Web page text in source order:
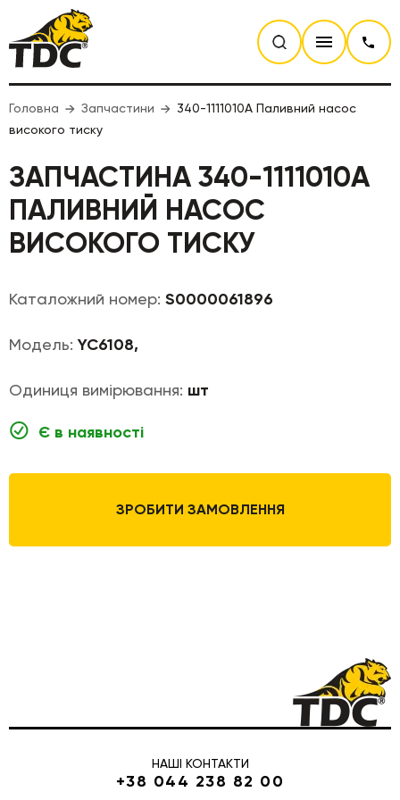
Головна Запчастини
340-1111010A Паливний насос
високого тиску
ЗАПЧАСТИНА 340-1111010A
ПАЛИВНИЙ НАСОС
ВИСОКОГО ТИСКУ
Каталожний номер: S0000061896
Модель: YC6108,
Одиниця вимірювання: шт
Є в наявності
ЗРОБИТИ ЗАМОВЛЕННЯ
НАШІ КОНТАКТИ
+38 044 238 82 00